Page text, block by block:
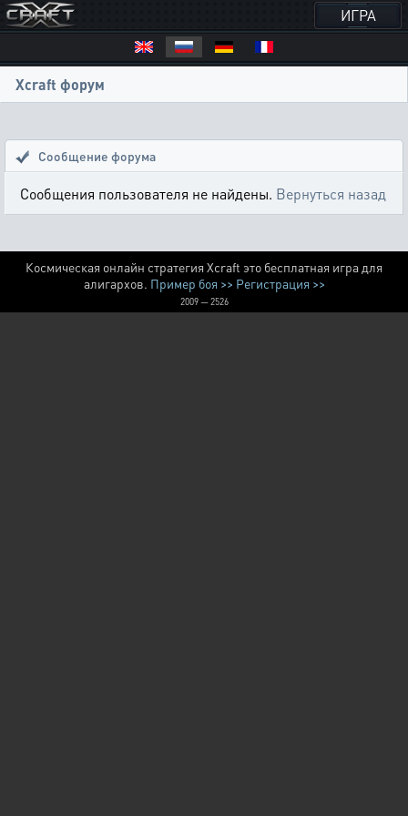
ИГРА
Xcraft форум
Сообщение форума
Сообщения пользователя не найдены. Вернуться назад
Космическая онлайн стратегия Xcraft это бесплатная игра для
алигархов. Пример боя >> Регистрация >>
2009 — 2526